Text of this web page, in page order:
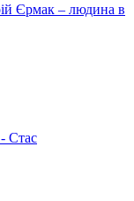
Єрмак – людина в
Стас